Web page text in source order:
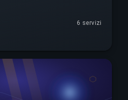
6 servizi